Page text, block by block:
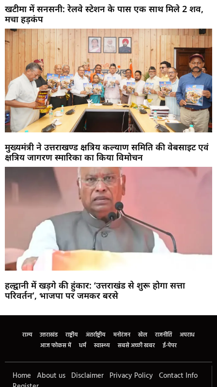
खटीमा में सनसनी: रेलवे स्टेशन के पास एक साथ मिले 2 शव,
मचा हड़कंप
मुख्यमंत्री ने उत्तराखण्ड क्षत्रिय कल्याण समिति की वेबसाइट एवं
क्षत्रिय जागरण स्मारिका का किया विमोचन
हल्द्वानी में खड़गे की हुंकार: ‘उत्तराखंड से शुरू होगा सत्ता
परिवर्तन’, भाजपा पर जमकर बरसे
राज्य उत्तराखंड राष्ट्रीय अंतर्राष्ट्रीय मनोरंजन खेल राजनीति
अपराध
आज फोकस में
धर्म स्वास्थ्य सबसे अच्छी खबर ई-पेपर
Home About us Disclaimer Privacy Policy Contact Info